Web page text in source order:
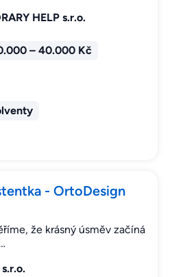
HELP s.r.o.
– 40.000 Kč
- OrtoDesign
že krásný úsměv začíná